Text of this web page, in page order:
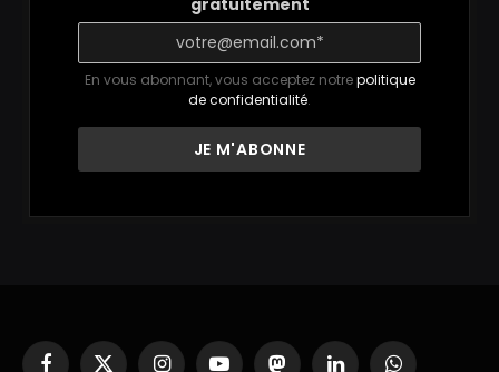
gratuitement
En vous abonnant, vous acceptez notrepolitique
de confidentialité.